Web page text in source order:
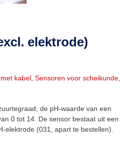
elektrode)
kabel Sensoren voor scheikunde
de pH-waarde van een
0 tot 14. De sensor bestaat uit een
elektrode (031, apart te bestellen).